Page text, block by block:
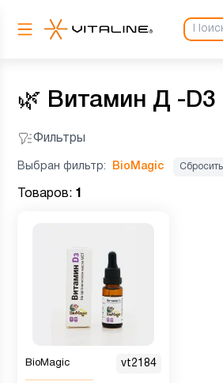
🌿 Витамин Д -D3
Фильтры
Выбран фильтр: BioMagic
Товаров: 1
BioMagic vt2184